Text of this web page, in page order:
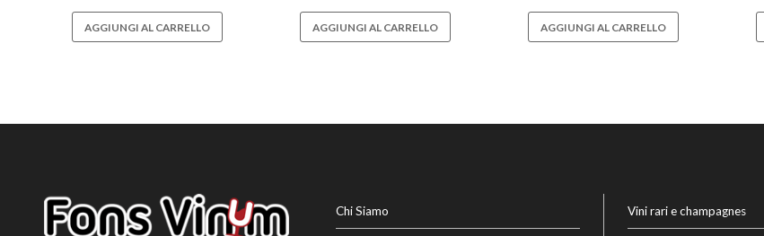
AGGIUNGI AL CARRELLO AGGIUNGI AL CARRELLO AGGIUNGI AL CARRELLO
Chi Siamo Vini rari e champagnes